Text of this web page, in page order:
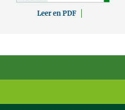
Leer en PDF